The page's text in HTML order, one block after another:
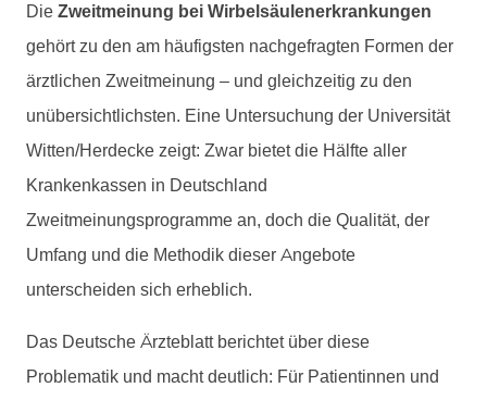
Die Zweitmeinung bei Wirbelsäulenerkrankungen
gehört zu den am häufigsten nachgefragten Formen der
ärztlichen Zweitmeinung – und gleichzeitig zu den
unübersichtlichsten. Eine Untersuchung der Universität
Witten/Herdecke zeigt: Zwar bietet die Hälfte aller
Krankenkassen in Deutschland
Zweitmeinungsprogramme an, doch die Qualität, der
Umfang und die Methodik dieser Angebote
unterscheiden sich erheblich.
Das Deutsche Ärzteblatt berichtet über diese
Problematik und macht deutlich: Für Patientinnen und